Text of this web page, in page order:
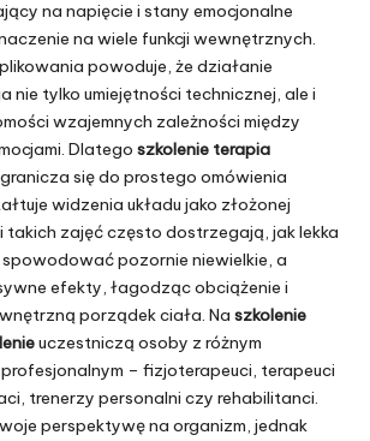
na napięcie i stany emocjonalne
na wiele funkcji wewnętrznych.
powoduje, że działanie
nie tylko umiejętności technicznej, ale i
wzajemnych zależności między
Dlatego szkolenie terapia
się do prostego omówienia
widzenia układu jako złożonej
takich zajęć często dostrzegają, jak lekka
pozornie niewielkie, a
efekty, łagodząc obciążenie i
porządek ciała. Na szkolenie
uczestniczą osoby z różnym
– fizjoterapeuci, terapeuci
trenerzy personalni czy rehabilitanci.
perspektywę na organizm, jednak